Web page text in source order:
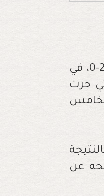
تمكن فريق الرجاء البيضاوي من التغلب على ضيفه أويلرز الليبيري 2-0، في
جرت
عن